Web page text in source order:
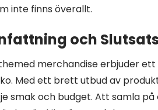
inte finns överallt.
och Slutsats
merchandise erbjuder
Med ett brett utbud av
smak och budget. Att samla